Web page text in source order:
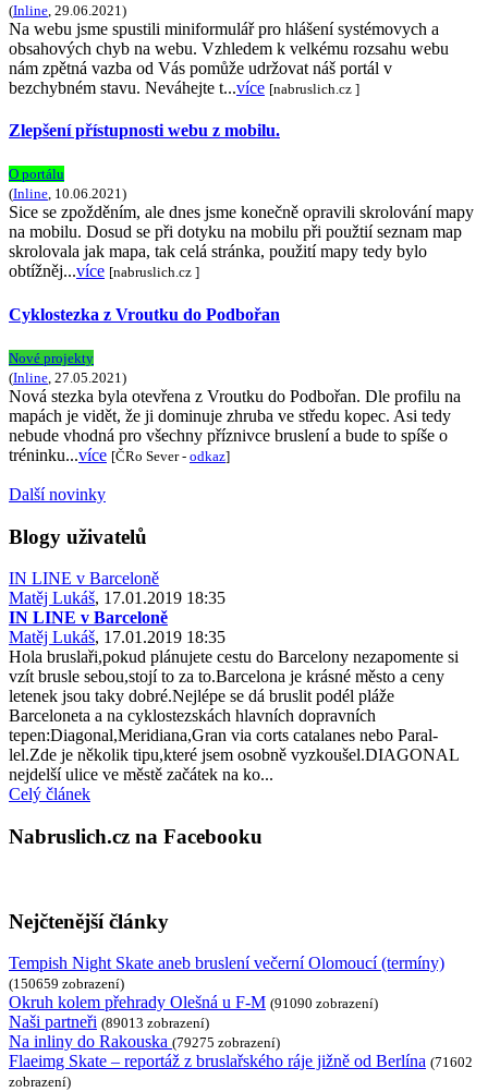
(Inline , 29.06.2021)
Na webu jsme spustili miniformulář pro hlášení systémovych a
obsahových chyb na webu. Vzhledem k velkému rozsahu webu
nám zpětná vazba od Vás pomůže udržovat náš portál v
bezchybném stavu. Neváhejte t...více [nabruslich.cz ]
Zlepšení přístupnosti webu z mobilu.
O portálu
(Inline, 10.06.2021)
Sice se zpožděním, ale dnes jsme konečně opravili skrolování mapy
na mobilu. Dosud se při dotyku na mobilu při použtií seznam map
skrolovala jak mapa, tak celá stránka, použití mapy tedy bylo
obtížněj...více [nabruslich.cz ]
Cyklostezka z Vroutku do Podbořan
Nové projekty
(Inline, 27.05.2021)
Nová stezka byla otevřena z Vroutku do Podbořan. Dle profilu na
mapách je vidět, že ji dominuje zhruba ve středu kopec. Asi tedy
nebude vhodná pro všechny příznivce bruslení a bude to spíše o
tréninku...více [ČRo Sever - odkaz]
Další novinky
Blogy uživatelů
IN LINE v Barceloně
Matěj Lukáš, 17.01.2019 18:35
IN LINE v Barceloně
Matěj Lukáš, 17.01.2019 18:35
Hola bruslaři,pokud plánujete cestu do Barcelony nezapomente si
vzít brusle sebou,stojí to za to.Barcelona je krásné město a ceny
letenek jsou taky dobré.Nejlépe se dá bruslit podél pláže
Barceloneta a na cyklostezskách hlavních dopravních
tepen:Diagonal,Meridiana,Gran via corts catalanes nebo Paral-
lel.Zde je několik tipu,které jsem osobně vyzkoušel.DIAGONAL
nejdelší ulice ve městě začátek na ko...
Celý článek
Nabruslich.cz na Facebooku
Nejčtenější články
Tempish Night Skate aneb bruslení večerní Olomoucí (termíny)
(150659 zobrazení)
Okruh kolem přehrady Olešná u F-M (91090 zobrazení)
Naši partneři (89013 zobrazení)
Na inliny do Rakouska (79275 zobrazení)
Flaeimg Skate – reportáž z bruslařského ráje jižně od Berlína (71602
zobrazení)